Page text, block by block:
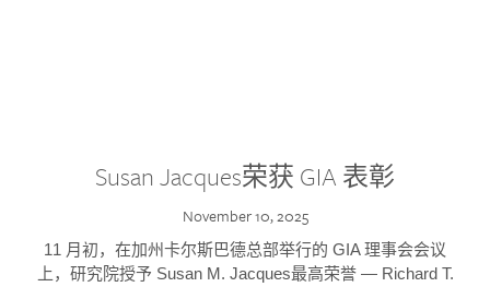
Susan Jacques荣获 GIA 表彰
November 10, 2025
11 月初，在加州卡尔斯巴德总部举行的 GIA 理事会会议
上，研究院授予 Susan M. Jacques最高荣誉 — Richard T.